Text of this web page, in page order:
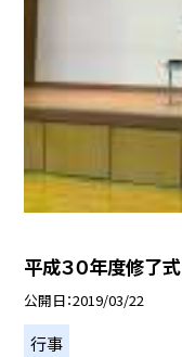
平成３０年度修了式
公開日 2019/03/22
行事